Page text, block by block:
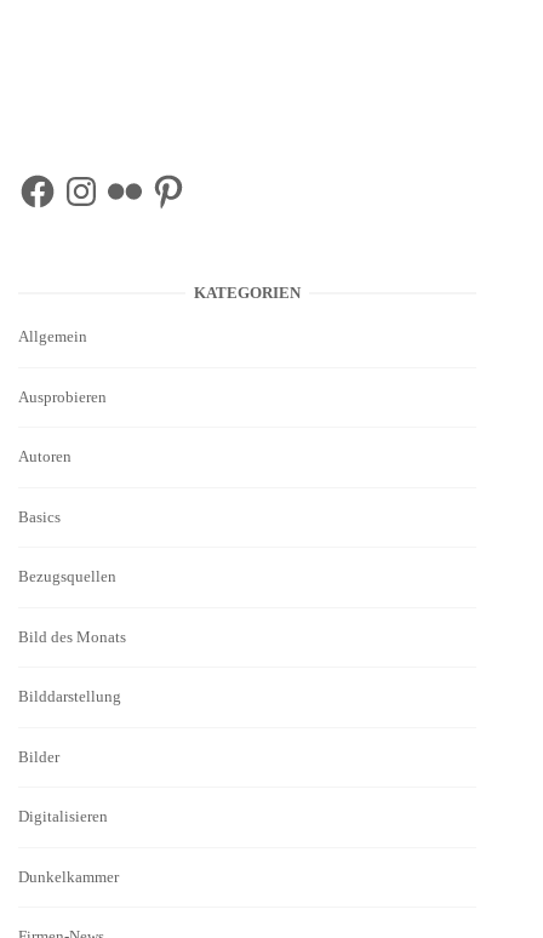
FacebookInstagram
Flickr Pinterest
KATEGORIEN
Allgemein
Ausprobieren
Autoren
Basics
Bezugsquellen
Bild des Monats
Bilddarstellung
Bilder
Digitalisieren
Dunkelkammer